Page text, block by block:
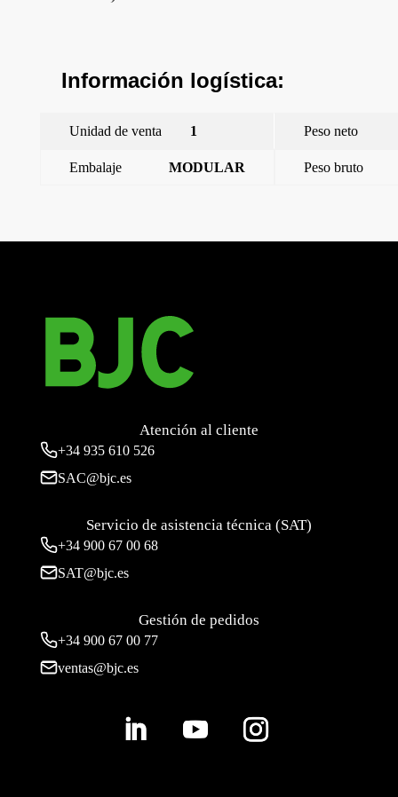
Información logística:
Unidad de venta 1 Peso neto
Embalaje MODULAR Peso bruto
Atención al cliente
+34 935 610 526
SAC@bjc.es
Servicio de asistencia técnica (SAT)
+34 900 67 00 68
SAT@bjc.es
Gestión de pedidos
+34 900 67 00 77
ventas@bjc.es